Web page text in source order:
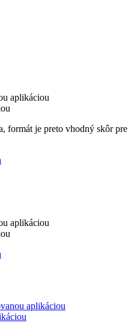
aplikáciou
formát je preto vhodný skôr pre
aplikáciou
aplikáciou